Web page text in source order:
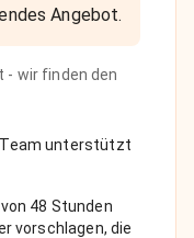
Angebot.
- wir finden den
Team unterstützt
48 Stunden
vorschlagen, die